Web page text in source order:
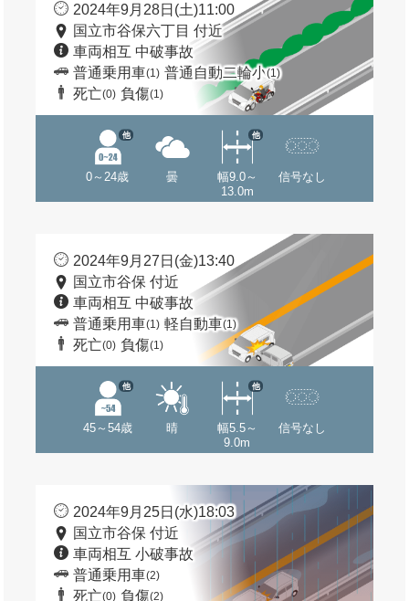
2024年9月28日(土)11:00
国立市谷保六丁目 付近
車両相互 中破事故
普通乗用車(1) 普通自動二輪小(1)
死亡(0) 負傷(1)
0～24歳
他
曇
幅9.0～
13.0m
他
信号なし
2024年9月27日(金)13:40
国立市谷保 付近
車両相互 中破事故
普通乗用車(1) 軽自動車(1)
死亡(0) 負傷(1)
45～54歳
他
晴
幅5.5～
9.0m
他
信号なし
2024年9月25日(水)18:03
国立市谷保 付近
車両相互 小破事故
普通乗用車(2)
死亡(0) 負傷(2)